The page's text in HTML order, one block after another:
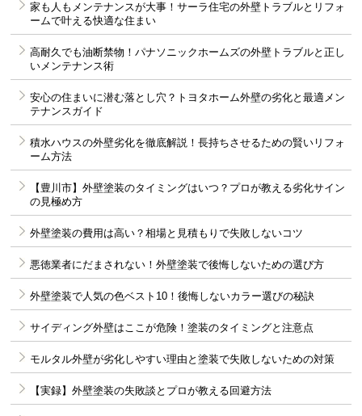
家も人もメンテナンスが大事！サーラ住宅の外壁トラブルとリフォ
ームで叶える快適な住まい
高耐久でも油断禁物！パナソニックホームズの外壁トラブルと正し
いメンテナンス術
安心の住まいに潜む落とし穴？トヨタホーム外壁の劣化と最適メン
テナンスガイド
積水ハウスの外壁劣化を徹底解説！長持ちさせるための賢いリフォ
ーム方法
【豊川市】外壁塗装のタイミングはいつ？プロが教える劣化サイン
の見極め方
外壁塗装の費用は高い？相場と見積もりで失敗しないコツ
悪徳業者にだまされない！外壁塗装で後悔しないための選び方
外壁塗装で人気の色ベスト10！後悔しないカラー選びの秘訣
サイディング外壁はここが危険！塗装のタイミングと注意点
モルタル外壁が劣化しやすい理由と塗装で失敗しないための対策
【実録】外壁塗装の失敗談とプロが教える回避方法